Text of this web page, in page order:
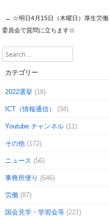
Post navigation
← ☆明日4月15日（木曜日）厚生労働
委員会で質問に立ちます☆
Search
カテゴリー
2022選挙 (18)
ICT（情報通信） (34)
Youtube チャンネル (11)
その他 (172)
ニュース (56)
事務所便り (646)
労働 (87)
国会見学・学習会等 (221)